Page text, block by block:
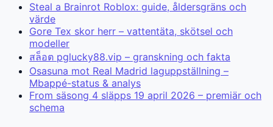
Steal a Brainrot Roblox: guide, åldersgräns och
värde
Gore Tex skor herr – vattentäta, skötsel och
modeller
สล็อต pglucky88.vip – granskning och fakta
Osasuna mot Real Madrid laguppställning –
Mbappé-status & analys
From säsong 4 släpps 19 april 2026 – premiär och
schema